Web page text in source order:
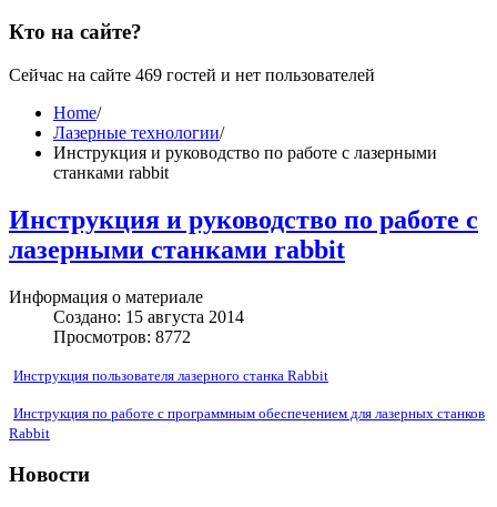
Кто на сайте?
Сейчас на сайте 469 гостей и нет пользователей
Home/
Лазерные технологии/
Инструкция и руководство по работе с лазерными
станками rabbit
Инструкция и руководство по работе с
лазерными станками rabbit
Информация о материале
Создано: 15 августа 2014
Просмотров: 8772
Инструкция пользователя лазерного станка Rabbit
Инструкция по работе с программным обеспечением для лазерных станков
Rabbit
Новости